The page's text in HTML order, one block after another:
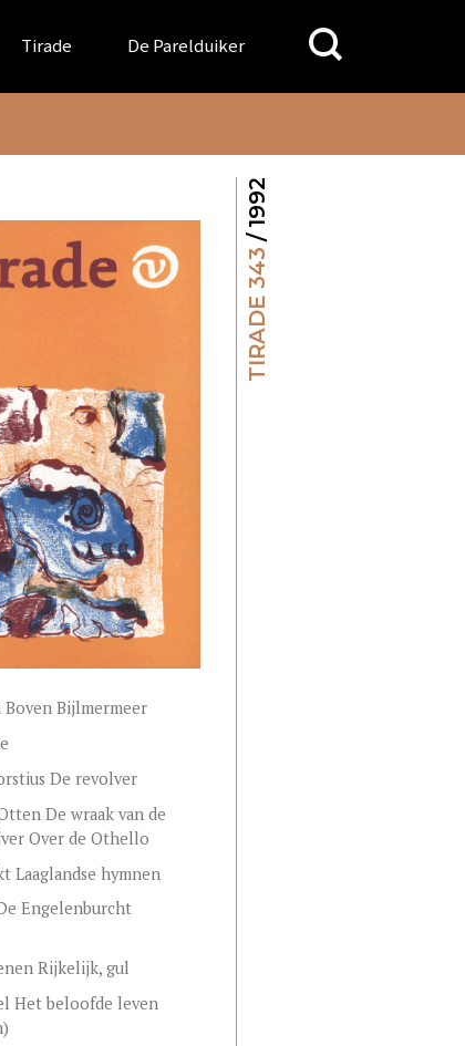
Tirade De Parelduiker
Search
for:
TIRADE 343
/ 1992
Boven Bijlmermeer
De revolver
De wraak van de
Over de Othello
Laaglandse hymnen
Engelenburcht
Rijkelijk, gul
Het beloofde leven